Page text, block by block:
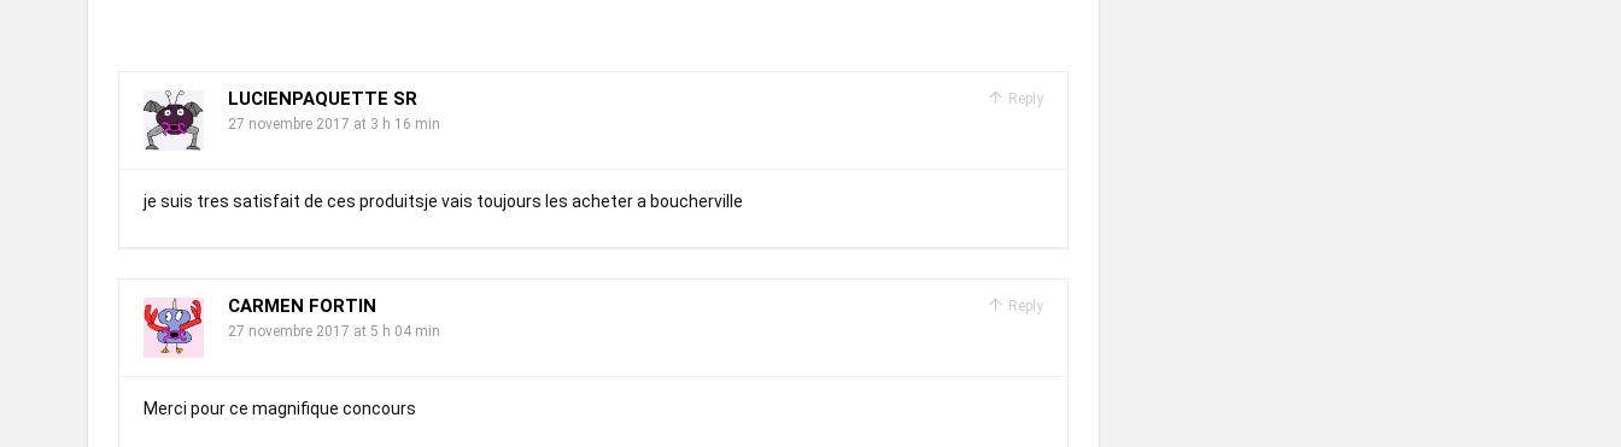
Reply
LUCIENPAQUETTE SR
27 novembre 2017 at 3 h 16 min
je suis tres satisfait de ces produitsje vais toujours les acheter a boucherville
Reply
CARMEN FORTIN
27 novembre 2017 at 5 h 04 min
Merci pour ce magnifique concours